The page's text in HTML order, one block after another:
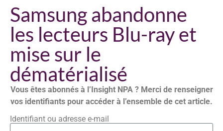
Samsung abandonne
les lecteurs Blu-ray et
mise sur le
dématérialisé
Vous êtes abonnés à l’Insight NPA ? Merci de renseigner
vos identifiants pour accéder à l’ensemble de cet article.
Identifiant ou adresse e-mail